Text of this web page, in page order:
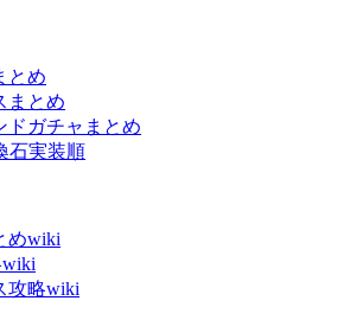
とめ
まとめ
ドガチャまとめ
石実装順
めwiki
攻略wiki